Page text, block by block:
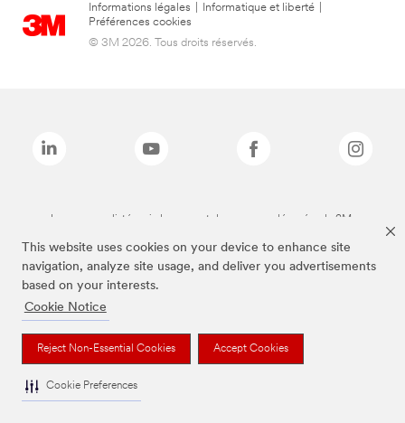
This website uses cookies on your device to enhance site
navigation, analyze site usage, and deliver you advertisements
based on your interests.
Cookie Notice
Reject Non-Essential Cookies Accept Cookies
Cookie Preferences
Informations légales Informatique et liberté
Préférences cookies
© 3M 2026. Tous droits réservés.
Les marques listées ci-dessus sont des marques déposées de 3M.